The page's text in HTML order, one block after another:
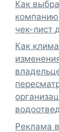
Как
чек-лист
Как
Реклама